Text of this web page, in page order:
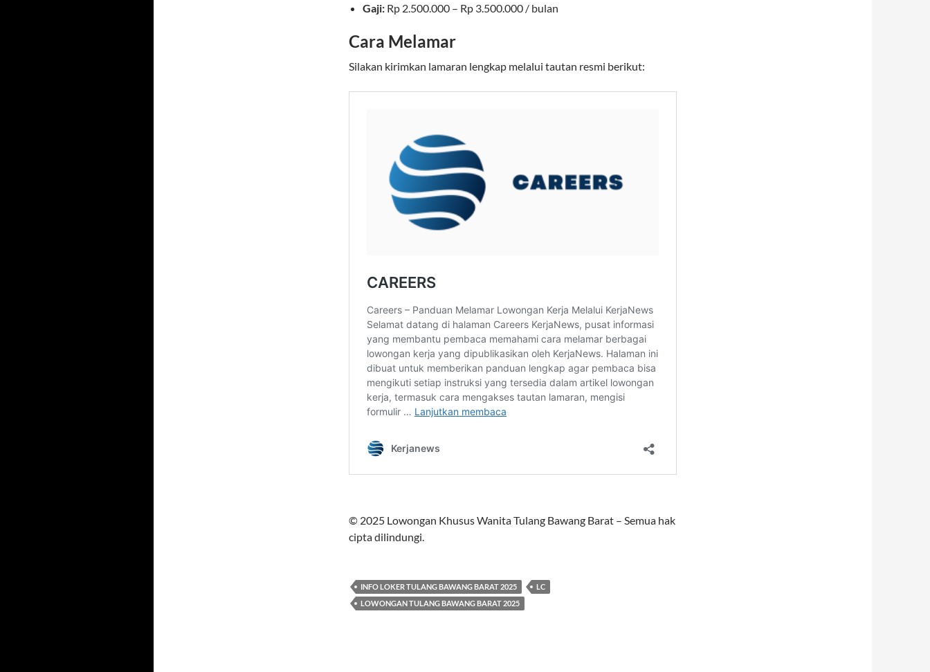
Gaji: Rp 2.500.000 – Rp 3.500.000 / bulan
Cara Melamar
Silakan kirimkan lamaran lengkap melalui tautan resmi berikut:
© 2025 Lowongan Khusus Wanita Tulang Bawang Barat – Semua hak
cipta dilindungi.
INFO LOKER TULANG BAWANG BARAT 2025
LC
LOWONGAN TULANG BAWANG BARAT 2025